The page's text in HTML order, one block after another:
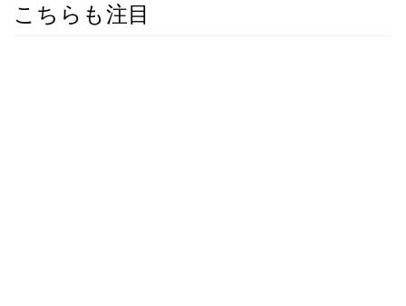
こちらも注目